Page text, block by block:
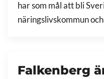
har som mål att bli
näringslivskommun
Falkenberg